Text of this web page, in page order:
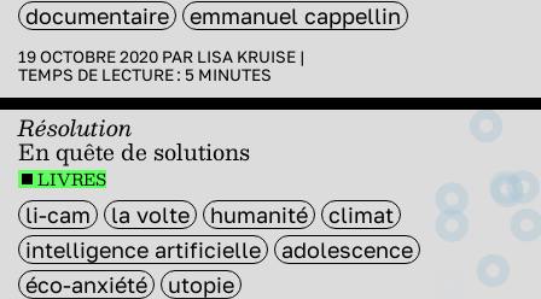
documentaire
emmanuel cappellin
19 OCTOBRE 2020 PAR LISA KRUISE |
TEMPS DE LECTURE : 5 MINUTES
Résolution
En quête de solutions
LIVRES
li-cam la volte humanité
climat
intelligence artificielle
adolescence
éco-anxiété
utopie